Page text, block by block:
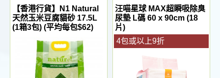
【香港行貨】N1 Natural
天然玉米豆腐貓砂 17.5L
(1箱3包) (平均每包$62)
汪喵星球 MAX超瞬吸除臭
尿墊 L碼 60 x 90cm (18
片)
4包或以上9折